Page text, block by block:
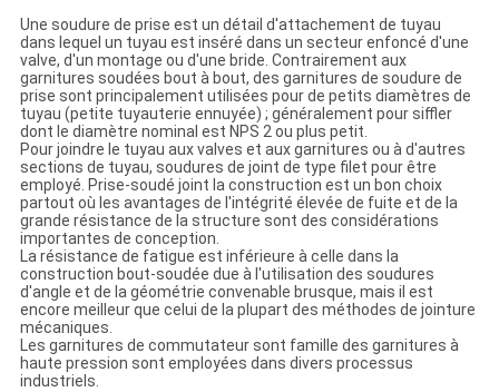
Une soudure de prise est un détail d'attachement de tuyau
dans lequel un tuyau est inséré dans un secteur enfoncé d'une
valve, d'un montage ou d'une bride. Contrairement aux
garnitures soudées bout à bout, des garnitures de soudure de
prise sont principalement utilisées pour de petits diamètres de
tuyau (petite tuyauterie ennuyée) ; généralement pour siffler
dont le diamètre nominal est NPS 2 ou plus petit.
Pour joindre le tuyau aux valves et aux garnitures ou à d'autres
sections de tuyau, soudures de joint de type filet pour être
employé. Prise-soudé joint la construction est un bon choix
partout où les avantages de l'intégrité élevée de fuite et de la
grande résistance de la structure sont des considérations
importantes de conception.
La résistance de fatigue est inférieure à celle dans la
construction bout-soudée due à l'utilisation des soudures
d'angle et de la géométrie convenable brusque, mais il est
encore meilleur que celui de la plupart des méthodes de jointure
mécaniques.
Les garnitures de commutateur sont famille des garnitures à
haute pression sont employées dans divers processus
industriels.